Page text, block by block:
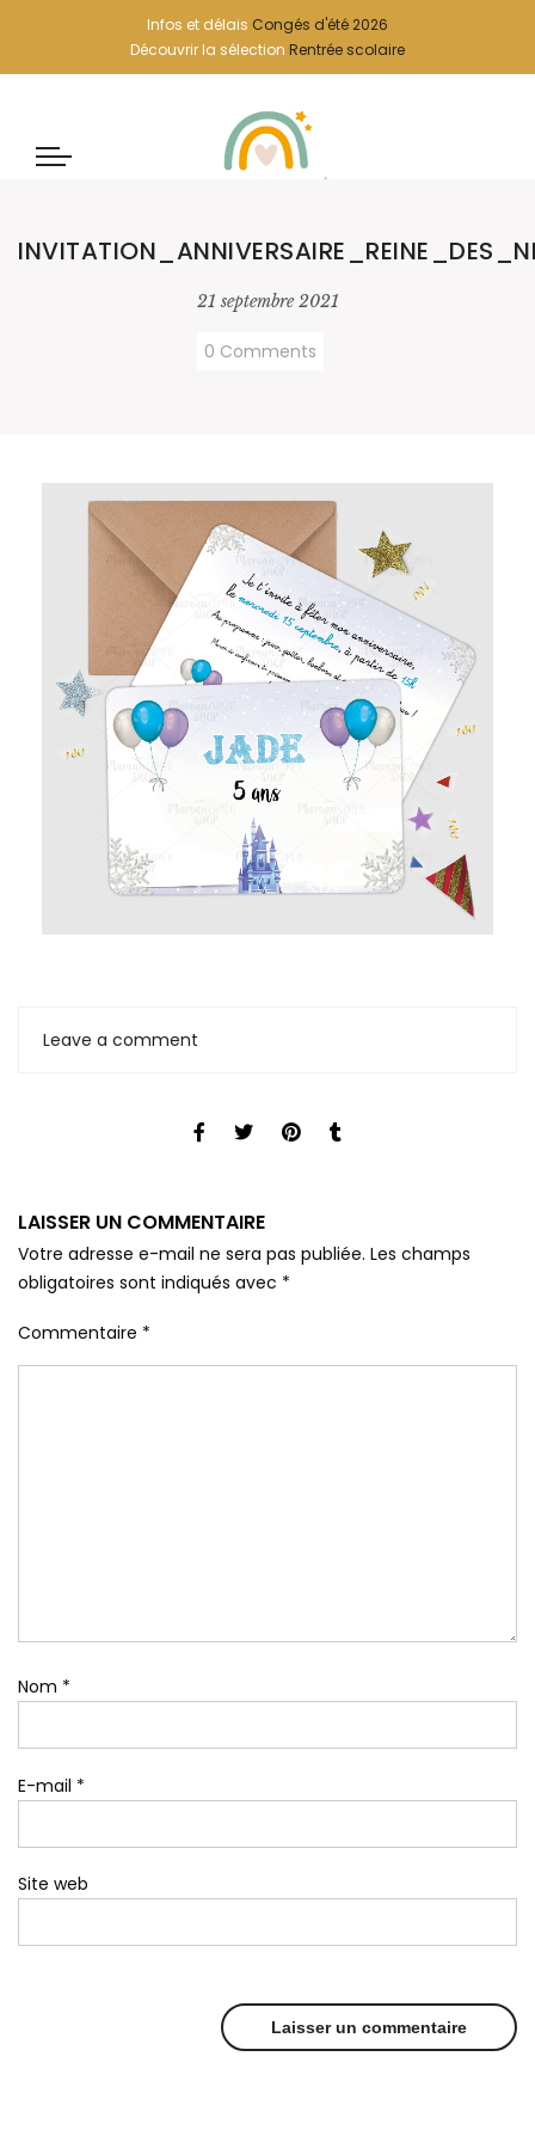
Infos et délais Congés d'été 2026
Découvrir la sélection Rentrée scolaire
21 septembre 2021
0 Comments
Leave a comment
LAISSER UN COMMENTAIRE
Votre adresse e-mail ne sera pas publiée. Les champs
obligatoires sont indiqués avec *
Commentaire *
Nom *
E-mail *
Site web